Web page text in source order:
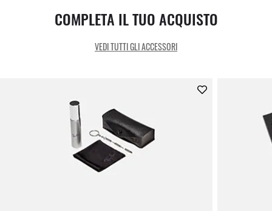
COMPLETA IL TUO ACQUISTO
VEDI TUTTI GLI ACCESSORI